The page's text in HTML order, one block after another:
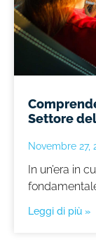
Settore
Novembre 27,
In un’era in
Leggi di più »